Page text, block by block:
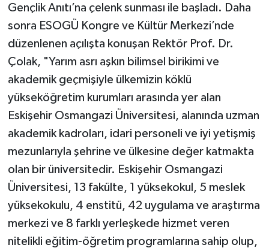
Gençlik Anıtı’na çelenk sunması ile başladı. Daha
sonra ESOGÜ Kongre ve Kültür Merkezi’nde
düzenlenen açılışta konuşan Rektör Prof. Dr.
Çolak, "Yarım asrı aşkın bilimsel birikimi ve
akademik geçmişiyle ülkemizin köklü
yükseköğretim kurumları arasında yer alan
Eskişehir Osmangazi Üniversitesi, alanında uzman
akademik kadroları, idari personeli ve iyi yetişmiş
mezunlarıyla şehrine ve ülkesine değer katmakta
olan bir üniversitedir. Eskişehir Osmangazi
Üniversitesi, 13 fakülte, 1 yüksekokul, 5 meslek
yüksekokulu, 4 enstitü, 42 uygulama ve araştırma
merkezi ve 8 farklı yerleşkede hizmet veren
nitelikli eğitim-öğretim programlarına sahip olup,